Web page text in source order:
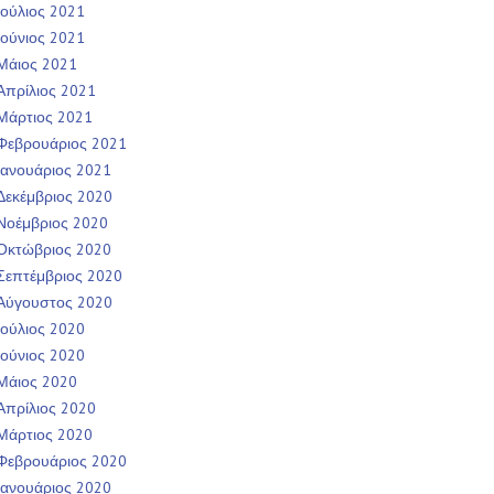
2021
2021
2021
2021
2021
2021
2021
2020
2020
2020
2020
2020
2020
2020
2020
2020
2020
2020
2020